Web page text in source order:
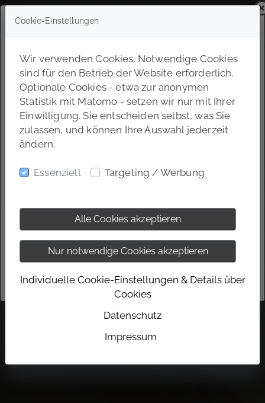
Cookie-Einstellungen
Wir verwenden Cookies. Notwendige Cookies
sind für den Betrieb der Website erforderlich.
Optionale Cookies - etwa zur anonymen
Statistik mit Matomo - setzen wir nur mit Ihrer
Einwilligung. Sie entscheiden selbst, was Sie
zulassen, und können Ihre Auswahl jederzeit
ändern.
Essenziell Targeting / Werbung
Alle Cookies akzeptieren
Nur notwendige Cookies akzeptieren
Individuelle Cookie-Einstellungen & Details über
Cookies
Datenschutz
Impressum